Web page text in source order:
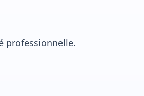
professionnelle.